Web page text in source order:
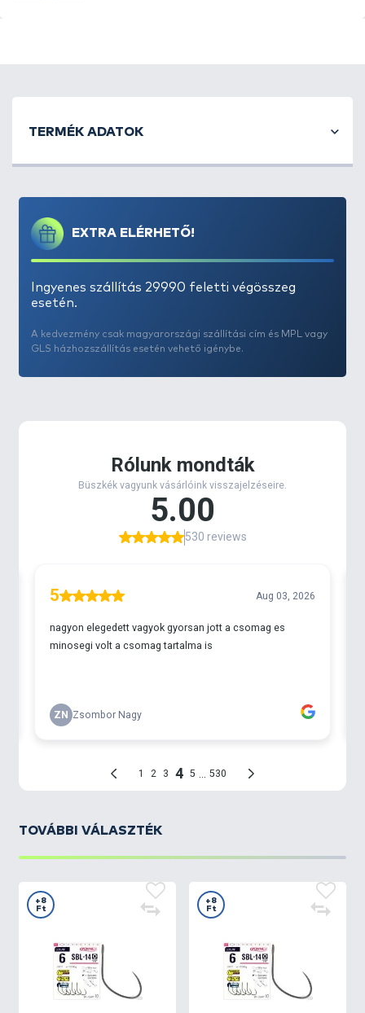
EXTRA ELÉRHETŐ!
Ingyenes szállítás 29990 feletti végösszeg
esetén.
A kedvezmény csak magyarországi szállítási cím és MPL vagy
GLS házhozszállítás esetén vehető igénybe.
TOVÁBBI VÁLASZTÉK
+8
Ft
+8
Ft
TERMÉK ADATOK